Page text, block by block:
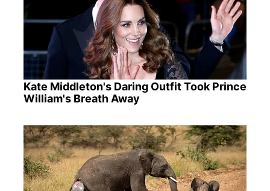
Kate Middleton's Daring Outfit Took Prince
William's Breath Away